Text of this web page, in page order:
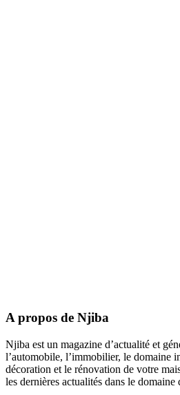
A propos de Njiba
Njiba est un magazine d’actualité et
l’automobile, l’immobilier, le domaine
décoration et le rénovation de votre
les dernières actualités dans le domaine